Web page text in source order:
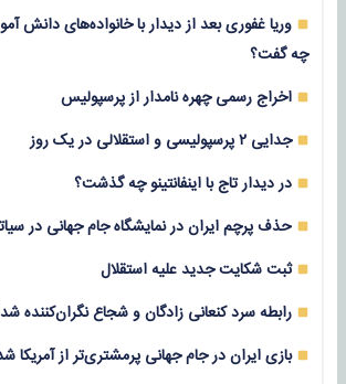
وریا غفوری بعد از دیدار با خانواده‌های دانش
چه گفت؟
اخراج رسمی چهره نامدار از پرسپولیس
جدایی ۲ پرسپولیسی و استقلالی در یک روز
در دیدار تاج با اینفانتینو چه گذشت؟
حذف پرچم ایران در نمایشگاه جام جهانی در
ثبت شکایت جدید علیه استقلال
رابطه سرد کنعانی زادگان و شجاع نگران‌کننده
بازی‌ ایران در جام جهانی پرمشتری‌تر از آمریکا